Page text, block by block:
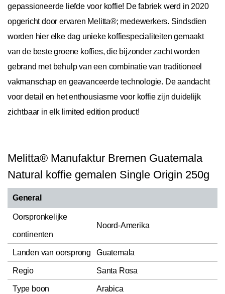
gepassioneerde liefde voor koffie! De fabriek werd in 2020
opgericht door ervaren Melitta®; medewerkers. Sindsdien
worden hier elke dag unieke koffiespecialiteiten gemaakt
van de beste groene koffies, die bijzonder zacht worden
gebrand met behulp van een combinatie van traditioneel
vakmanschap en geavanceerde technologie. De aandacht
voor detail en het enthousiasme voor koffie zijn duidelijk
zichtbaar in elk limited edition product!
Melitta® Manufaktur Bremen Guatemala
Natural koffie gemalen Single Origin 250g
General
Oorspronkelijke
continenten
Noord-Amerika
Landen van oorsprong Guatemala
Regio Santa Rosa
Type boon Arabica